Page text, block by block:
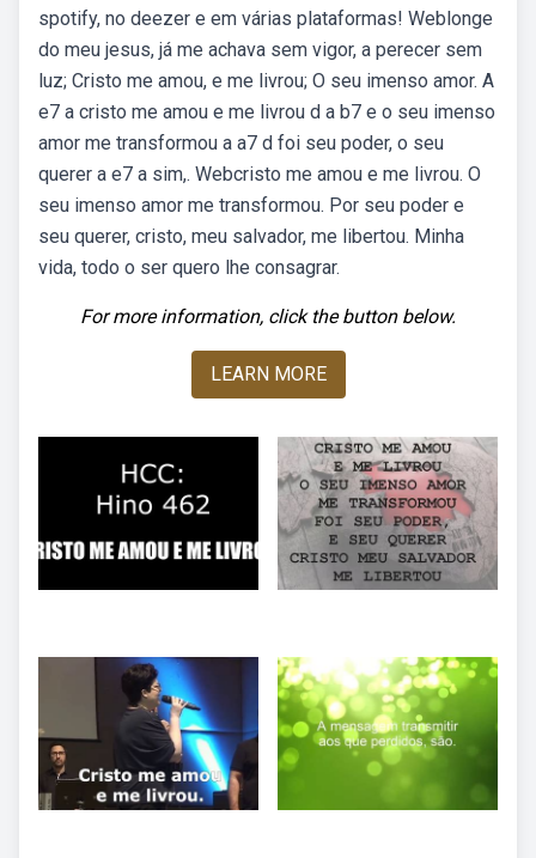
spotify, no deezer e em várias plataformas! Weblonge
do meu jesus, já me achava sem vigor, a perecer sem
luz; Cristo me amou, e me livrou; O seu imenso amor. A
e7 a cristo me amou e me livrou d a b7 e o seu imenso
amor me transformou a a7 d foi seu poder, o seu
querer a e7 a sim,. Webcristo me amou e me livrou. O
seu imenso amor me transformou. Por seu poder e
seu querer, cristo, meu salvador, me libertou. Minha
vida, todo o ser quero lhe consagrar.
For more information, click the button below.
LEARN MORE